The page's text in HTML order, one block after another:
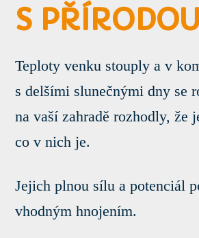
S PŘÍRODOU
Teploty venku stouply a v
s delšími slunečnými dny se
na vaší zahradě rozhodly, že
co v nich je.
Jejich plnou sílu a potenciál
vhodným hnojením.